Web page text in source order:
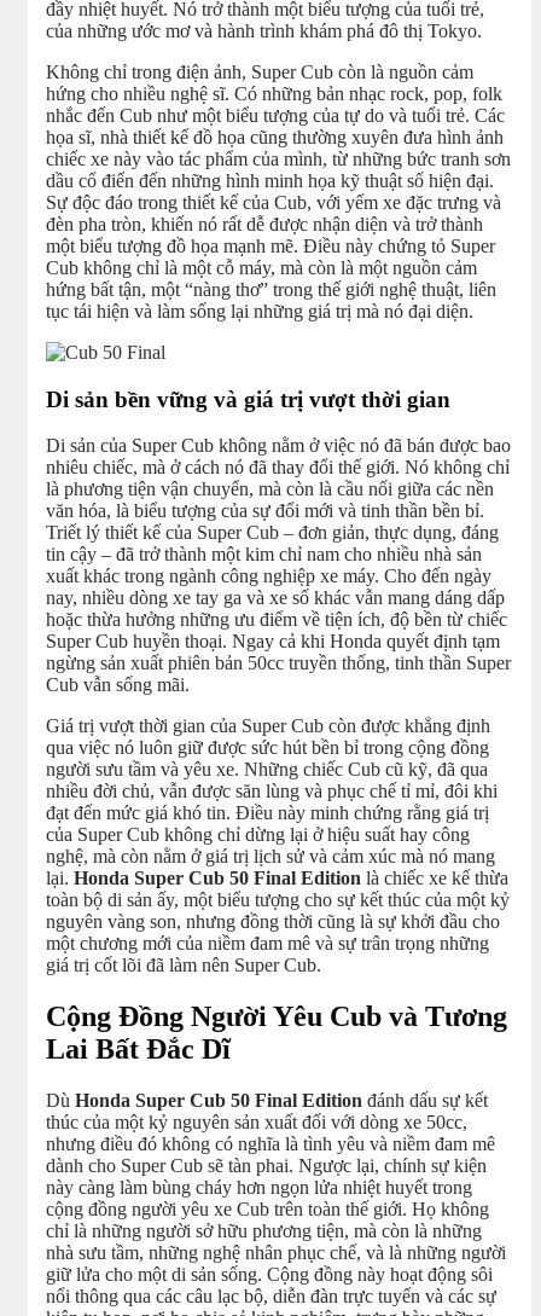
đầy nhiệt huyết. Nó trở thành một biểu tượng của tuổi trẻ,
của những ước mơ và hành trình khám phá đô thị Tokyo.
Không chỉ trong điện ảnh, Super Cub còn là nguồn cảm
hứng cho nhiều nghệ sĩ. Có những bản nhạc rock, pop, folk
nhắc đến Cub như một biểu tượng của tự do và tuổi trẻ. Các
họa sĩ, nhà thiết kế đồ họa cũng thường xuyên đưa hình ảnh
chiếc xe này vào tác phẩm của mình, từ những bức tranh sơn
dầu cổ điển đến những hình minh họa kỹ thuật số hiện đại.
Sự độc đáo trong thiết kế của Cub, với yếm xe đặc trưng và
đèn pha tròn, khiến nó rất dễ được nhận diện và trở thành
một biểu tượng đồ họa mạnh mẽ. Điều này chứng tỏ Super
Cub không chỉ là một cỗ máy, mà còn là một nguồn cảm
hứng bất tận, một “nàng thơ” trong thế giới nghệ thuật, liên
tục tái hiện và làm sống lại những giá trị mà nó đại diện.
Di sản bền vững và giá trị vượt thời gian
Di sản của Super Cub không nằm ở việc nó đã bán được bao
nhiêu chiếc, mà ở cách nó đã thay đổi thế giới. Nó không chỉ
là phương tiện vận chuyển, mà còn là cầu nối giữa các nền
văn hóa, là biểu tượng của sự đổi mới và tinh thần bền bỉ.
Triết lý thiết kế của Super Cub – đơn giản, thực dụng, đáng
tin cậy – đã trở thành một kim chỉ nam cho nhiều nhà sản
xuất khác trong ngành công nghiệp xe máy. Cho đến ngày
nay, nhiều dòng xe tay ga và xe số khác vẫn mang dáng dấp
hoặc thừa hưởng những ưu điểm về tiện ích, độ bền từ chiếc
Super Cub huyền thoại. Ngay cả khi Honda quyết định tạm
ngừng sản xuất phiên bản 50cc truyền thống, tinh thần Super
Cub vẫn sống mãi.
Giá trị vượt thời gian của Super Cub còn được khẳng định
qua việc nó luôn giữ được sức hút bền bỉ trong cộng đồng
người sưu tầm và yêu xe. Những chiếc Cub cũ kỹ, đã qua
nhiều đời chủ, vẫn được săn lùng và phục chế tỉ mỉ, đôi khi
đạt đến mức giá khó tin. Điều này minh chứng rằng giá trị
của Super Cub không chỉ dừng lại ở hiệu suất hay công
nghệ, mà còn nằm ở giá trị lịch sử và cảm xúc mà nó mang
lại. Honda Super Cub 50 Final Edition là chiếc xe kế thừa
toàn bộ di sản ấy, một biểu tượng cho sự kết thúc của một kỷ
nguyên vàng son, nhưng đồng thời cũng là sự khởi đầu cho
một chương mới của niềm đam mê và sự trân trọng những
giá trị cốt lõi đã làm nên Super Cub.
Cộng Đồng Người Yêu Cub và Tương
Lai Bất Đắc Dĩ
Dù Honda Super Cub 50 Final Edition đánh dấu sự kết
thúc của một kỷ nguyên sản xuất đối với dòng xe 50cc,
nhưng điều đó không có nghĩa là tình yêu và niềm đam mê
dành cho Super Cub sẽ tàn phai. Ngược lại, chính sự kiện
này càng làm bùng cháy hơn ngọn lửa nhiệt huyết trong
cộng đồng người yêu xe Cub trên toàn thế giới. Họ không
chỉ là những người sở hữu phương tiện, mà còn là những
nhà sưu tầm, những nghệ nhân phục chế, và là những người
giữ lửa cho một di sản sống. Cộng đồng này hoạt động sôi
nổi thông qua các câu lạc bộ, diễn đàn trực tuyến và các sự